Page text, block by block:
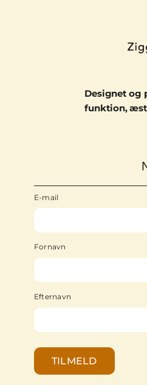
E-mail
Fornavn
Efternavn
TILMELD
Designet og
funktion,